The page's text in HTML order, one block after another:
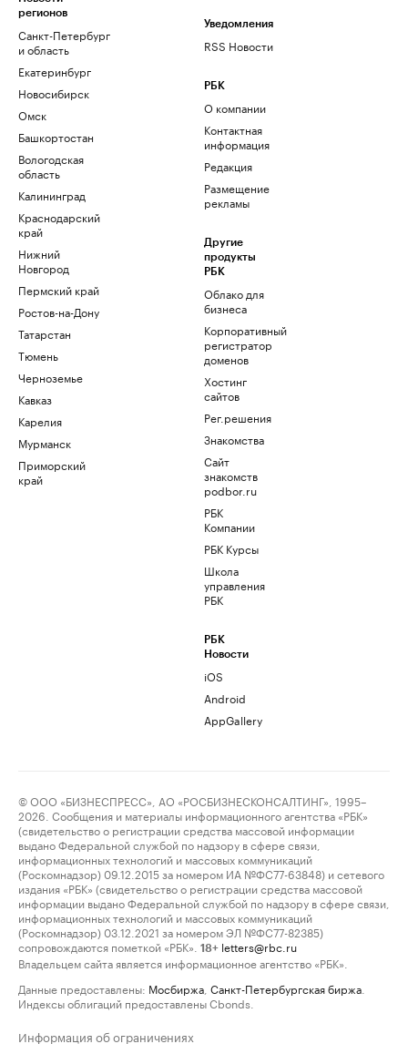
регионов
Санкт-Петербург
и область
Екатеринбург
Новосибирск
Омск
Башкортостан
Вологодская
область
Калининград
Краснодарский
край
Нижний
Новгород
Пермский край
Ростов-на-Дону
Татарстан
Тюмень
Черноземье
Кавказ
Карелия
Мурманск
Приморский
край
Уведомления
RSS Новости
РБК
О компании
Контактная
информация
Редакция
Размещение
рекламы
Другие
продукты
РБК
Облако для
бизнеса
Корпоративный
регистратор
доменов
Хостинг
сайтов
Рег.решения
Знакомства
Сайт
знакомств
podbor.ru
РБК
Компании
РБК Курсы
Школа
управления
РБК
РБК
Новости
iOS
Android
AppGallery
© ООО «БИЗНЕСПРЕСС», АО «РОСБИЗНЕСКОНСАЛТИНГ», 1995–
2026. Сообщения и материалы информационного агентства «РБК»
(свидетельство о регистрации средства массовой информации
выдано Федеральной службой по надзору в сфере связи,
информационных технологий и массовых коммуникаций
(Роскомнадзор) 09.12.2015 за номером ИА №ФС77-63848) и сетевого
издания «РБК» (свидетельство о регистрации средства массовой
информации выдано Федеральной службой по надзору в сфере связи,
информационных технологий и массовых коммуникаций
(Роскомнадзор) 03.12.2021 за номером ЭЛ №ФС77-82385)
сопровождаются пометкой «РБК».
18+ letters@rbc.ru
Владельцем сайта является информационное агентство «РБК».
Данные предоставлены: Мосбиржа Санкт-Петербургская биржа
Индексы облигаций предоставлены Cbonds.
Информация об ограничениях